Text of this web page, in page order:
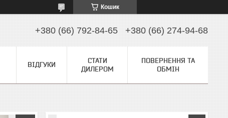
Кошик
+380 (66) 792-84-65 +380 (66) 274-94-68
ВІДГУКИ
СТАТИ
ДИЛЕРОМ
ПОВЕРНЕННЯ ТА
ОБМІН